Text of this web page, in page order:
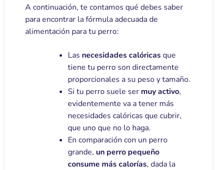
A continuación, te contamos qué debes saber
para encontrar la fórmula adecuada de
alimentación para tu perro:
Las necesidades calóricasque
tiene tu perro son directamente
proporcionales a su peso y tamaño.
Si tu perro suele ser muy activo,
evidentemente va a tener más
necesidades calóricas que cubrir,
que uno que no lo haga.
En comparación con un perro
grande, un perro pequeño
consume más calorías, dada la